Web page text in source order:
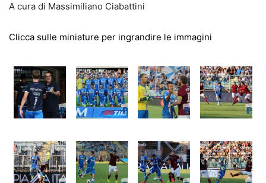
A cura di Massimiliano Ciabattini
Clicca sulle miniature per ingrandire le immagini